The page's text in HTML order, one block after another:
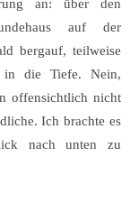
an: über den
auf der
bergauf, teilweise
in die Tiefe. Nein,
offensichtlich nicht
Ich brachte es
nach unten zu